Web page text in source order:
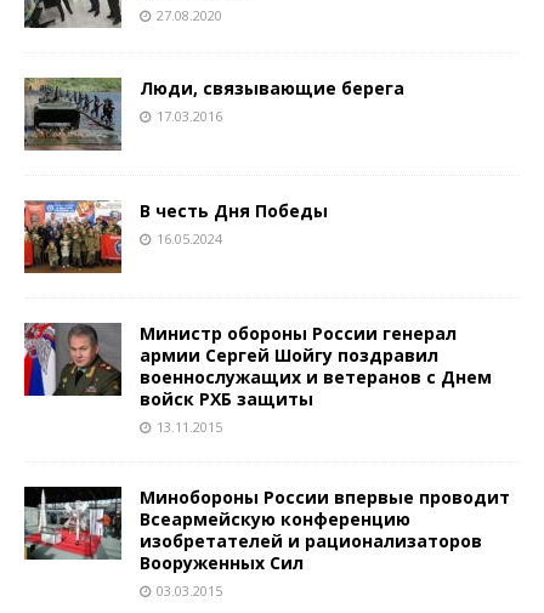
27.08.2020
Люди, связывающие берега
17.03.2016
В честь Дня Победы
16.05.2024
Министр обороны России генерал
армии Сергей Шойгу поздравил
военнослужащих и ветеранов с Днем
войск РХБ защиты
13.11.2015
Минобороны России впервые проводит
Всеармейскую конференцию
изобретателей и рационализаторов
Вооруженных Сил
03.03.2015